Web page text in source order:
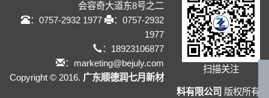
扫描关注
会容奇大道东8号之二
：0757-2932 1977
：0757-2932
1977
：18923106877
：marketing@bejuly.com
Copyright © 2016. 广东顺德润七月新材
料有限公司 版权所有